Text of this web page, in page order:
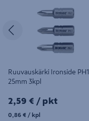
Ruuvauskärki Ironside PH1
25mm 3kpl
2,59€/pkt
2,59 € / pkt
0,86€/kpl
0,86 € / kpl